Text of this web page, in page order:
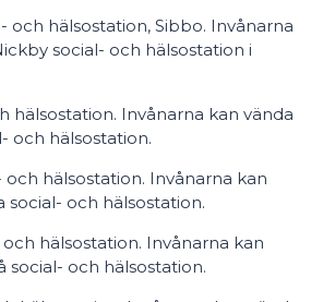
och hälsostation, Sibbo. Invånarna
social- och hälsostation i
hälsostation. Invånarna kan vända
och hälsostation.
och hälsostation. Invånarna kan
social- och hälsostation.
hälsostation. Invånarna kan
social- och hälsostation.